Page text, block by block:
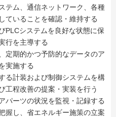
テム、通信ネットワーク、各種
ていることを確認・維持する
PLCシステムを良好な状態に保
行を主導する
定期的かつ予防的なデータのア
実施する
る計装および制御システムを構
工程改善の提案・実装を行う
パーツの状況を監視・記録する
握し、省エネルギー施策の立案